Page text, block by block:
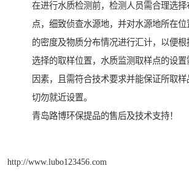
在进行水质检测前，检测人员需合理选
点，细致侦查水源地，并对水源地所在
的密度及物质分布情况进行汇计，以便
选择的取样位置，水质监测取样点的设置
因素，且需符合技术要求并能保证所取样
切勿就近设置。
青岛路博环保提品的售后及技术支持！
http://www.lubo123456.com